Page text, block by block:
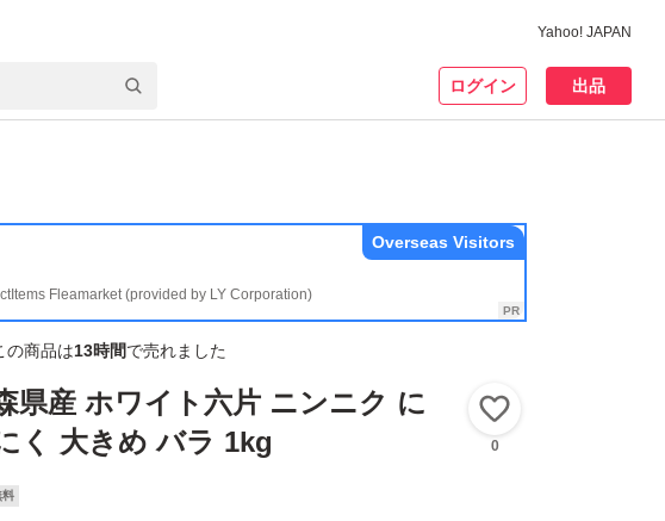
Yahoo! JAPAN
ログイン 出品
Fleamarket (provided by LY Corporation)
Overseas Visitors
の商品は13時間で売れました
県産 ホワイト六片 ニンニク に
く 大きめ バラ 1kg
0
料